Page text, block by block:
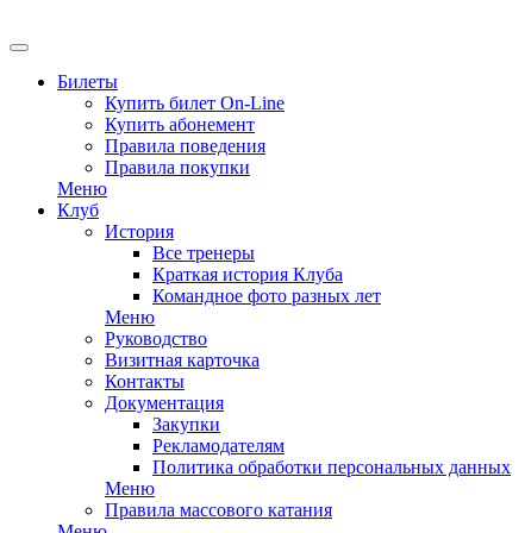
Билеты
Купить билет On-Line
Купить абонемент
Правила поведения
Правила покупки
Меню
Клуб
История
Все тренеры
Краткая история Клуба
Командное фото разных лет
Меню
Руководство
Визитная карточка
Контакты
Документация
Закупки
Рекламодателям
Политика обработки персональных данных
Меню
Правила массового катания